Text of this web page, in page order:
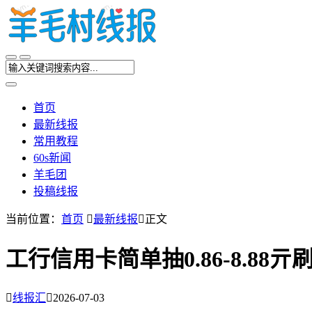
首页
最新线报
常用教程
60s新闻
羊毛团
投稿线报
当前位置： 首页 最新线报正文
工行信用卡简单抽0.86-8.88亓
线报汇2026-07-03